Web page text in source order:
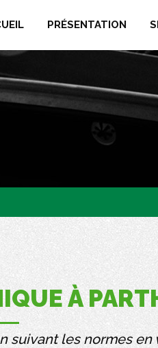
PRÉSENTATION
À
suivant les normes en